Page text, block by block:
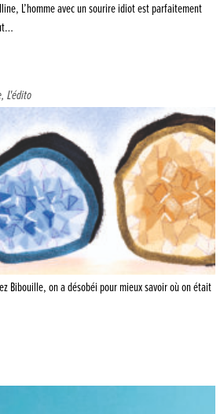
L’homme avec un sourire idiot est parfaitement
,L'édito
Bibouille, on a désobéi pour mieux savoir où on était